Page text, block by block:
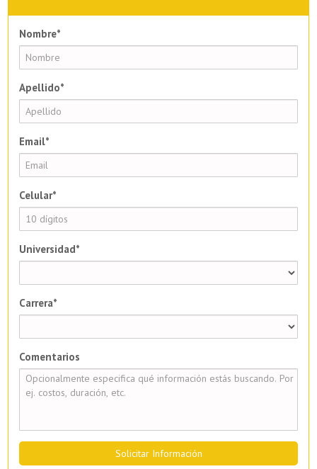
Nombre*
Apellido*
Email*
Celular*
Universidad*
Carrera*
Comentarios
Solicitar Información